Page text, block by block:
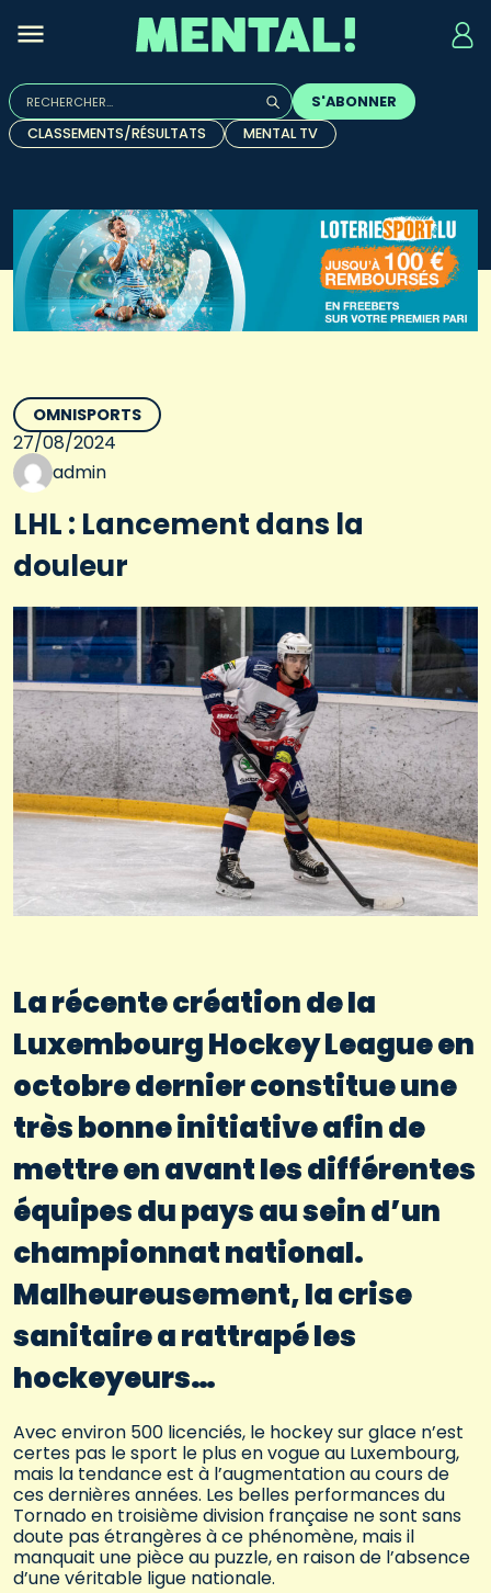
Rechercher :
Quand les résultats de l'auto-complétion sont
S'ABONNER
CLASSEMENTS/RÉSULTATS
MENTAL TV
OMNISPORTS
27/08/2024
admin
LHL : Lancement dans la
douleur
La récente création de la
Luxembourg Hockey League en
octobre dernier constitue une
très bonne initiative afin de
mettre en avant les différentes
équipes du pays au sein d’un
championnat national.
Malheureusement, la crise
sanitaire a rattrapé les
hockeyeurs…
Avec environ 500 licenciés, le hockey sur glace n’est
certes pas le sport le plus en vogue au Luxembourg,
mais la tendance est à l’augmentation au cours de
ces dernières années. Les belles performances du
Tornado en troisième division française ne sont sans
doute pas étrangères à ce phénomène, mais il
manquait une pièce au puzzle, en raison de l’absence
d’une véritable ligue nationale.